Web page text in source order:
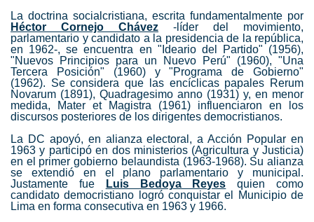
La doctrina socialcristiana, escrita fundamentalmente por
Héctor Cornejo Chávez -líder del movimiento,
parlamentario y candidato a la presidencia de la república,
en 1962-, se encuentra en "Ideario del Partido" (1956),
"Nuevos Principios para un Nuevo Perú" (1960), "Una
Tercera Posición" (1960) y "Programa de Gobierno"
(1962). Se considera que las encíclicas papales Rerum
Novarum (1891), Quadragesimo anno (1931) y, en menor
medida, Mater et Magistra (1961) influenciaron en los
discursos posteriores de los dirigentes democristianos.
La DC apoyó, en alianza electoral, a Acción Popular en
1963 y participó en dos ministerios (Agricultura y Justicia)
en el primer gobierno belaundista (1963-1968). Su alianza
se extendió en el plano parlamentario y municipal.
Justamente fue
Luis Bedoya Reyes quien como
candidato democristiano logró conquistar el Municipio de
Lima en forma consecutiva en 1963 y 1966.